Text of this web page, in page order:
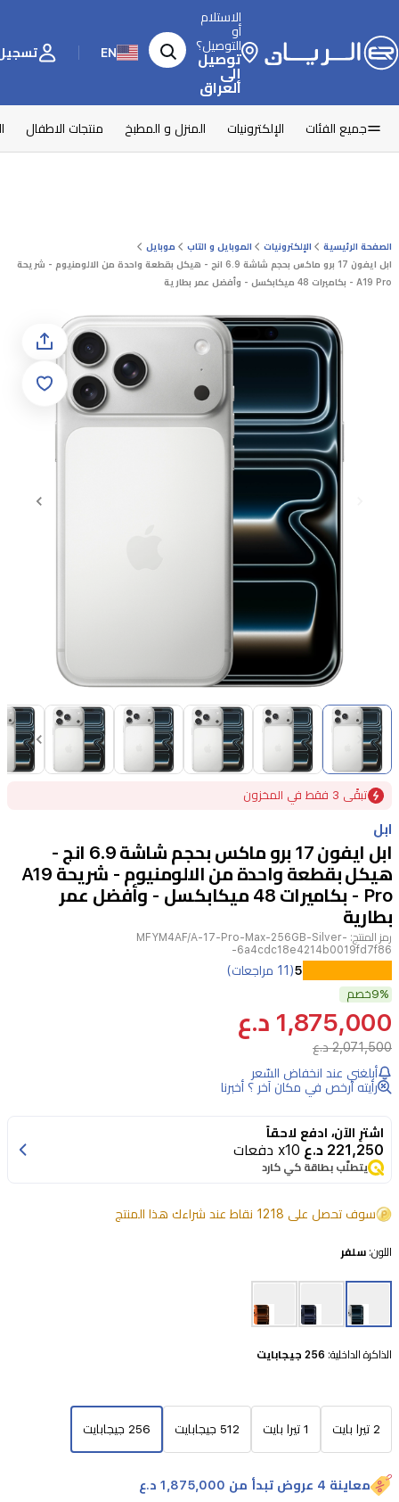
الاستلام
أو
التوصيل؟
توصيل
إلى
العراق
EN تسجيل
جميع الفئات الإلكترونيات المنزل و المطبخ منتجات الاطفال
الصفحة الرئيسية الإلكترونيات الموبايل و التاب
موبايل
ابل ايفون 17 برو ماكس بحجم شاشة 6.9 انج - هيكل بقطعة واحدة من الالومنيوم - شريحة
A19 Pro - بكاميرات 48 ميكابكسل - وأفضل عمر بطارية
Item
of
22
22
تبقًى 3 فقط في المخزون
ابل
ابل ايفون 17 برو ماكس بحجم شاشة 6.9 انج -
هيكل بقطعة واحدة من الالومنيوم - شريحة A19
Pro - بكاميرات 48 ميكابكسل - وأفضل عمر
بطارية
رمز المنتج: MFYM4AF/A-17-Pro-Max-256GB-Silver-
-6a4cdc18e4214b0019fd7f86
قمة
تكنولوجيا
الهواتف
الذكية
ابل
ايفون
17
ماكس.
يتميز
الجهاز
بشاشة
مقاس
بوصة
من
نوع
سوبر
5(11 مراجعات)
9%خصم
1,875,000 د.ع
2,071,500 د.ع
أبلغني عند انخفاض السّعر
رأيته أرخص في مكان آخر ؟ أخبرنا
اشترِ الآن، ادفع لاحقاً
221,250 د.ع x10 دفعات
يتطلّب بطاقة كي كارد
سوف تحصل على 1218 نقاط عند شراءك هذا المنتج
اللون: سلفر
الذاكرة الداخلية: 256 جيجابايت
2 تيرا بايت 1 تيرا بايت 512 جيجابايت 256 جيجابايت
معاينة 4 عروض تبدأ من 1,875,000 د.ع